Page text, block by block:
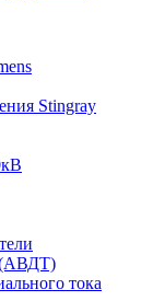
Stingray
(АВДТ)
тока